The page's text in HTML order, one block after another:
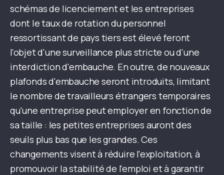
schémas de licenciement et les entreprises
dont le taux de rotation du personnel
ressortissant de pays tiers est élevé feront
l'objet d'une surveillance plus stricte ou d'une
interdiction d'embauche. En outre, de nouveaux
plafonds d'embauche seront introduits, limitant
le nombre de travailleurs étrangers temporaires
qu'une entreprise peut employer en fonction de
sa taille : les petites entreprises auront des
seuils plus bas que les grandes. Ces
changements visent à réduire l'exploitation, à
promouvoir la stabilité de l'emploi et à garantir